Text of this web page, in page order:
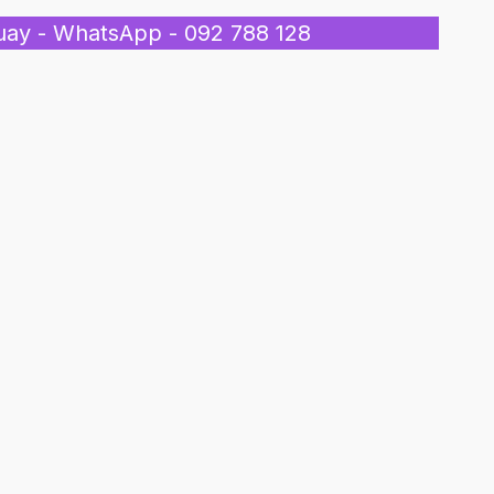
- WhatsApp - 092 788 128